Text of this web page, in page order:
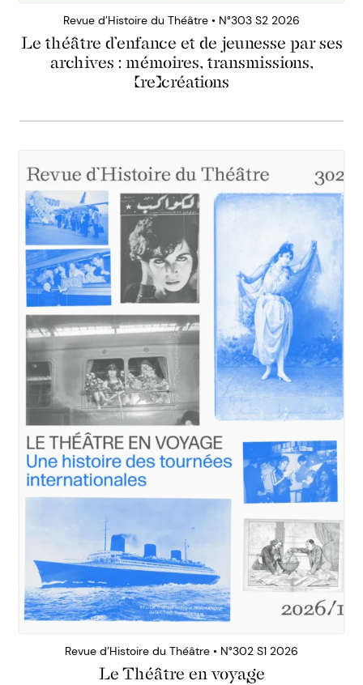
Revue d’Histoire du Théâtre • N°303 S2 2026
Le théâtre d’enfance et de jeunesse par ses
archives : mémoires, transmissions,
(re)créations
Revue d’Histoire du Théâtre • N°302 S1 2026
Le Théâtre en voyage